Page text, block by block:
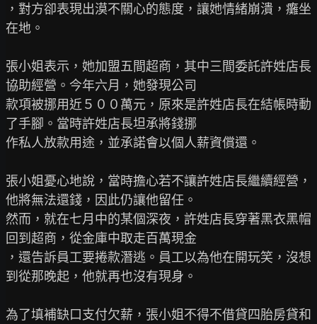
，對方卻表現出漠不關心的態度，讓她情緒崩潰，癱坐
在地。
張小姐表示，她加盟五間超商，其中三間委託許姓店長
協助經營。今年六月，她發現公司
款項被挪用近５００萬元，原來是許姓店長在結帳時動
了手腳。當時許姓店長坦承將錢挪
作私人放款用途，並承諾會以個人薪資償還。
張小姐憂心地說，當時擔心若不讓許姓店長繼續經營，
他將無法還錢，因此仍讓他留任。
然而，就在七月中的某個深夜，許姓店長穿著黑衣黑帽
回到超商，從金庫中取走百萬現金
，還告訴員工要捲款潛逃。員工以為他在開玩笑，沒想
到從那晚起，他就再也沒有現身。
為了填補缺口支付欠薪，張小姐不得不借貸四胎房貸和